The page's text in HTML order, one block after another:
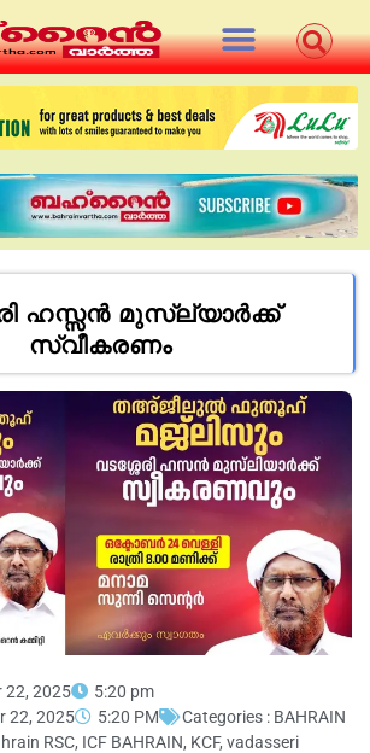
ഹസ്സന്‍ മുസ്ല്യാര്‍ക്ക്
സ്വീകരണം
22, 2025
5:20 pm
22, 2025
5:20 PM Categories : BAHRAIN
RSC, ICF BAHRAIN, KCF, vadasseri